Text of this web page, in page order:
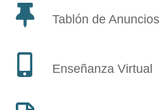
Tablón de Anuncios
Enseñanza Virtual